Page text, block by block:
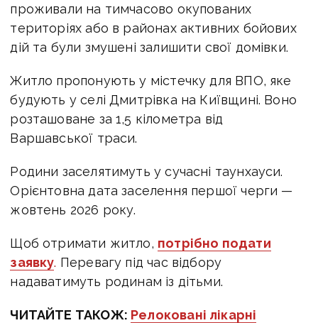
проживали на тимчасово окупованих
територіях або в районах активних бойових
дій та були змушені залишити свої домівки.
Житло пропонують у містечку для ВПО, яке
будують у селі Дмитрівка на Київщині. Воно
розташоване за 1,5 кілометра від
Варшавської траси.
Родини заселятимуть у сучасні таунхауси.
Орієнтовна дата заселення першої черги —
жовтень 2026 року.
Щоб отримати житло, потрібно подати
заявку. Перевагу під час відбору
надаватимуть родинам із дітьми.
ЧИТАЙТЕ ТАКОЖ: Релоковані лікарні